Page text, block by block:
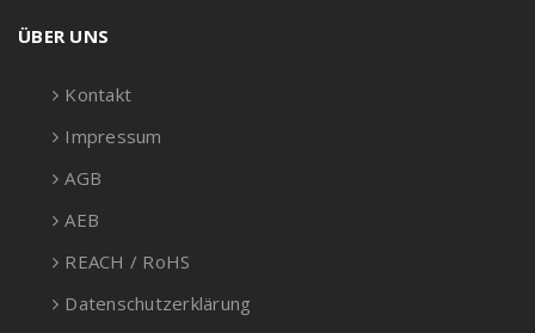
ÜBER UNS
Kontakt
Impressum
AGB
AEB
REACH / RoHS
Datenschutzerklärung